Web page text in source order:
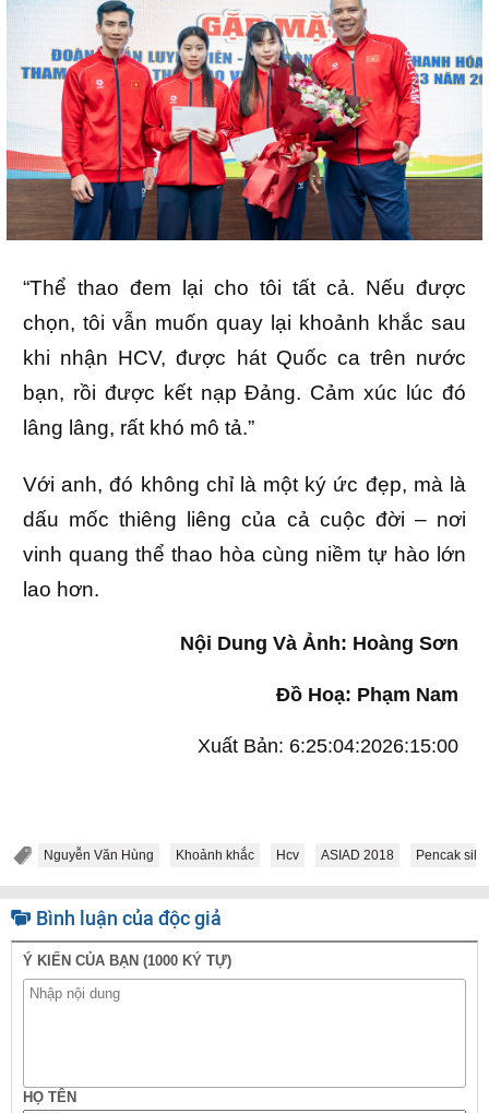
“Thể thao đem lại cho tôi tất cả. Nếu được
chọn, tôi vẫn muốn quay lại khoảnh khắc sau
khi nhận HCV, được hát Quốc ca trên nước
bạn, rồi được kết nạp Đảng. Cảm xúc lúc đó
lâng lâng, rất khó mô tả.”
Với anh, đó không chỉ là một ký ức đẹp, mà là
dấu mốc thiêng liêng của cả cuộc đời – nơi
vinh quang thể thao hòa cùng niềm tự hào lớn
lao hơn.
Nội Dung Và Ảnh: Hoàng Sơn
Đồ Hoạ: Phạm Nam
Xuất Bản: 6:25:04:2026:15:00
Nguyễn Văn Hùng Khoảnh khắc Hcv ASIAD 2018 Pencak silat
Bình luận của độc giả
Ý KIẾN CỦA BẠN (1000 KÝ TỰ)
HỌ TÊN